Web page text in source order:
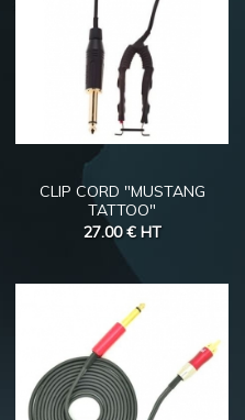
CLIP CORD "MUSTANG
TATTOO"
27.00 € HT